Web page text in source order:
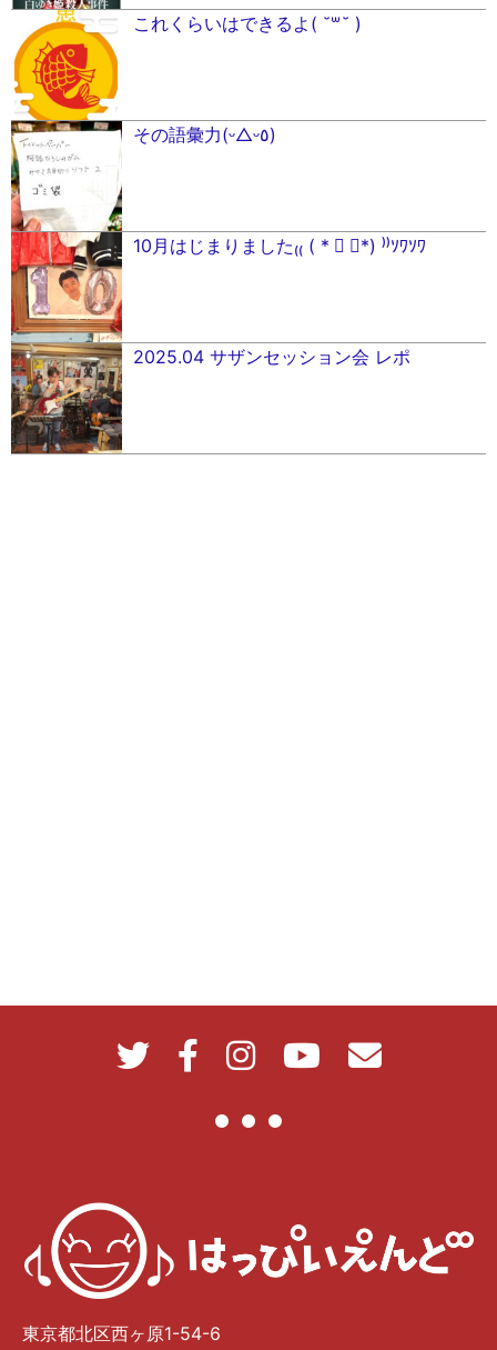
これくらいはできるよ( ˘꒳˘ )
その語彙力(ᵕ△ᵕ٥)
10月はじまりました₍₍ ( * ॑ ॑*) ⁾⁾ｿﾜｿﾜ
2025.04 サザンセッション会 レポ
東京都北区西ヶ原1-54-6